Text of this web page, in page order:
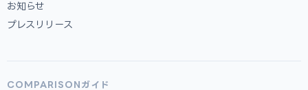
お知らせ
プレスリリース
COMPARISONガイド